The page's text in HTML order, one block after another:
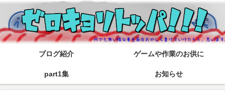
ブログ紹介 ゲームや作業のお供に
part1集 お知らせ